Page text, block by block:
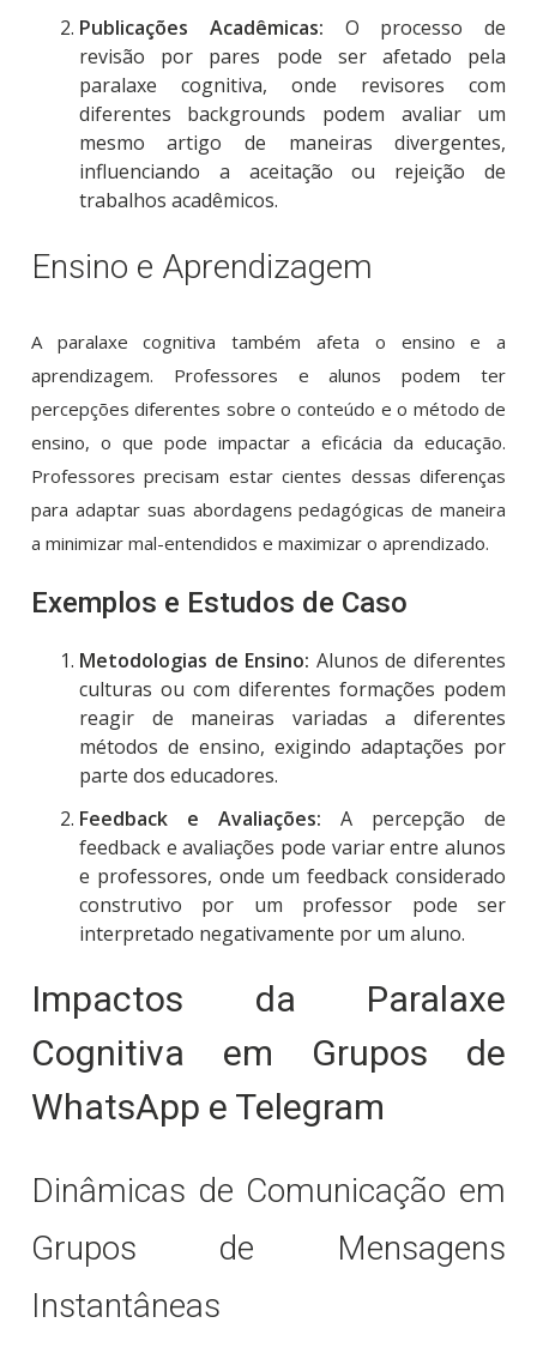
Publicações Acadêmicas: O processo de
revisão por pares pode ser afetado pela
paralaxe cognitiva, onde revisores com
diferentes backgrounds podem avaliar um
mesmo artigo de maneiras divergentes,
influenciando a aceitação ou rejeição de
trabalhos acadêmicos.
Ensino e Aprendizagem
A paralaxe cognitiva também afeta o ensino e a
aprendizagem. Professores e alunos podem ter
percepções diferentes sobre o conteúdo e o método de
ensino, o que pode impactar a eficácia da educação.
Professores precisam estar cientes dessas diferenças
para adaptar suas abordagens pedagógicas de maneira
a minimizar mal-entendidos e maximizar o aprendizado.
Exemplos e Estudos de Caso
Metodologias de Ensino: Alunos de diferentes
culturas ou com diferentes formações podem
reagir de maneiras variadas a diferentes
métodos de ensino, exigindo adaptações por
parte dos educadores.
Feedback e Avaliações: A percepção de
feedback e avaliações pode variar entre alunos
e professores, onde um feedback considerado
construtivo por um professor pode ser
interpretado negativamente por um aluno.
Impactos da Paralaxe
Cognitiva em Grupos de
WhatsApp e Telegram
Dinâmicas de Comunicação em
Grupos de Mensagens
Instantâneas